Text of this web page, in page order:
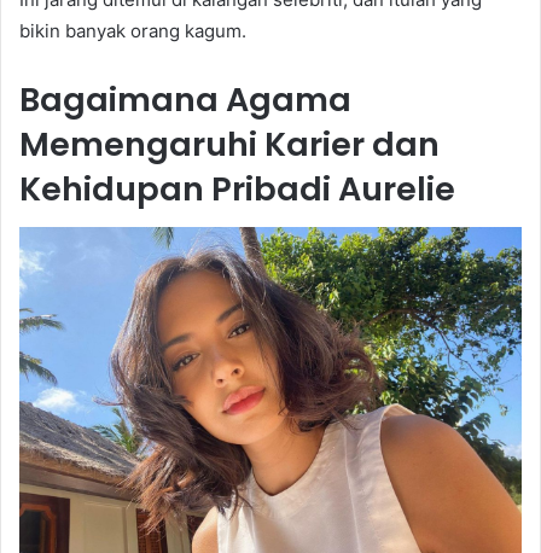
bikin banyak orang kagum.
Bagaimana Agama
Memengaruhi Karier dan
Kehidupan Pribadi Aurelie